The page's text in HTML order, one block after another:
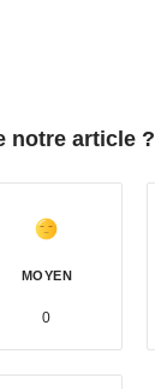
notre article ?
MOYEN
0